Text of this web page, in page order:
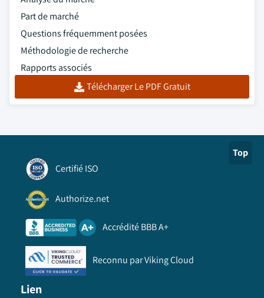
Part de marché
Questions fréquemment posées
Méthodologie de recherche
Rapports associés
Télécharger Le PDF Gratuit
Top
Certifié ISO
Authorize.net
Accrédité BBB A+
Reconnu par Viking Cloud
Lien